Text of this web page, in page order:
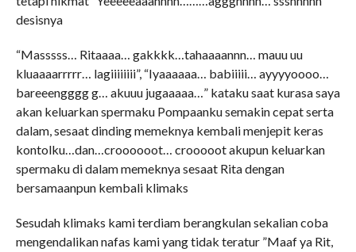
desisnya
“Masssss… Ritaaaa… gakkkk…tahaaaannn… mauu uu
kluaaaarrrrr… lagiiiiiiii”, “Iyaaaaaa… babiiiii… ayyyyoooo…
bareeengggg g… akuuu jugaaaaa…” kataku saat kurasa saya
akan keluarkan spermaku Pompaanku semakin cepat serta
dalam, sesaat dinding memeknya kembali menjepit keras
kontolku…dan…croooooot… crooooot akupun keluarkan
spermaku di dalam memeknya sesaat Rita dengan
bersamaanpun kembali klimaks
Sesudah klimaks kami terdiam berangkulan sekalian coba
mengendalikan nafas kami yang tidak teratur ”Maaf ya Rit,